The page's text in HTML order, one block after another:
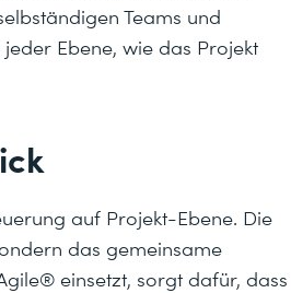
Teams und
Ebene, wie das Projekt
auf Projekt-Ebene. Die
das gemeinsame
einsetzt, sorgt dafür, dass